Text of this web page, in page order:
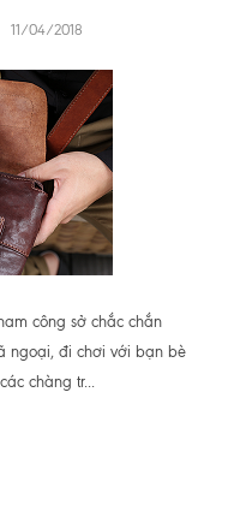
11/04/2018
công sở chắc chắn
ngoại, đi chơi với bạn bè
chàng tr...